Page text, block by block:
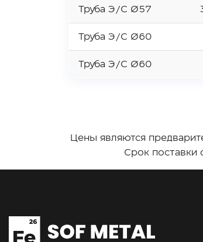
Труба Э/С Ø57
Труба Э/С Ø60
Труба Э/С Ø60
Цены являются
Срок поставки